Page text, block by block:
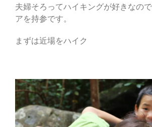
夫婦そろってハイキングが好きなの
アを持参です。
まずは近場をハイク